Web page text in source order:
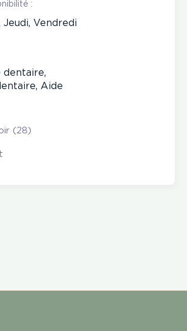
:
Jeudi, Vendredi
dentaire,
Aide
(28)